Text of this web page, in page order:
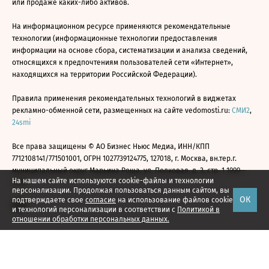
На нашем сайте используются cookie-файлы и технологии
персонализации. Продолжая пользоваться данным сайтом, вы
подтверждаете свое согласие на использование файлов cookie
и технологий персонализации в соответствии с Политикой в
отношении обработки персональных данных.
ОК
или продаже каких-либо активов.
На информационном ресурсе применяются рекомендательные
технологии (информационные технологии предоставления
информации на основе сбора, систематизации и анализа сведений,
относящихся к предпочтениям пользователей сети «Интернет»,
находящихся на территории Российской Федерации).
Правила применения рекомендательных технологий в виджетах
рекламно-обменной сети, размещенных на сайте vedomosti.ru: СМИ2,
24smi
Все права защищены © АО Бизнес Ньюс Медиа, ИНН/КПП
7712108141/771501001, ОГРН 1027739124775, 127018, г. Москва, вн.тер.г.
муниципальный округ Марьина Роща, ул. Полковая, д. 3, стр. 1 1999—
2026